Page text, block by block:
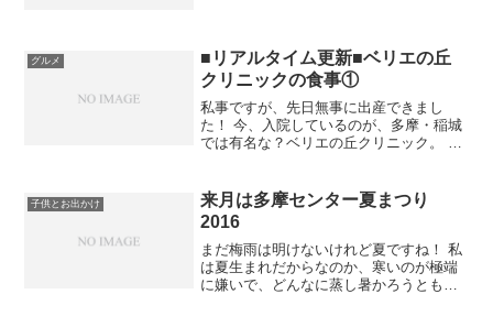
た理由は、遊具の大...
グルメ
■リアルタイム更新■ベリエの丘
クリニックの食事①
私事ですが、先日無事に出産できまし
た！ 今、入院しているのが、多摩・稲城
では有名な？ベリエの丘クリニック。 た
でブログ更新していました。（スマホか
らの更新なのでリンク...
子供とお出かけ
来月は多摩センター夏まつり
2016
まだ梅雨は明けないけれど夏ですね！ 私
は夏生まれだからなのか、寒いのが極端
に嫌いで、どんなに蒸し暑かろうとも夏